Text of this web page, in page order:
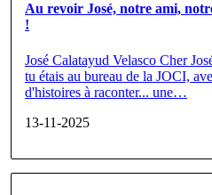
Au revoir José, notre ami,
!
José Calatayud Velasco Cher
tu étais au bureau de la JOCI,
d'histoires à raconter... une…
13-11-2025